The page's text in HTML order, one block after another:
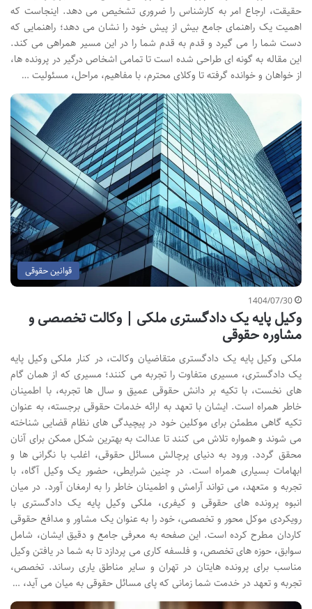
حقیقت، ارجاع امر به کارشناس را ضروری تشخیص می دهد. اینجاست که
اهمیت یک راهنمای جامع بیش از پیش خود را نشان می دهد؛ راهنمایی که
دست شما را می گیرد و قدم به قدم شما را در این مسیر همراهی می کند.
این مقاله به گونه ای طراحی شده است تا تمامی اشخاص درگیر در پرونده ها،
از خواهان و خوانده گرفته تا وکلای محترم، با مفاهیم، مراحل، مسئولیت …
قوانین حقوقی
1404/07/30
وکیل پایه یک دادگستری ملکی | وکالت تخصصی و
مشاوره حقوقی
ملکی وکیل پایه یک دادگستری متقاضیان وکالت، در کنار ملکی وکیل پایه
یک دادگستری، مسیری متفاوت را تجربه می کنند؛ مسیری که از همان گام
های نخست، با تکیه بر دانش حقوقی عمیق و سال ها تجربه، با اطمینان
خاطر همراه است. ایشان با تعهد به ارائه خدمات حقوقی برجسته، به عنوان
تکیه گاهی مطمئن برای موکلین خود در پیچیدگی های نظام قضایی شناخته
می شوند و همواره تلاش می کنند تا عدالت به بهترین شکل ممکن برای آنان
محقق گردد. ورود به دنیای پرچالش مسائل حقوقی، اغلب با نگرانی ها و
ابهامات بسیاری همراه است. در چنین شرایطی، حضور یک وکیل آگاه، با
تجربه و متعهد، می تواند آرامش و اطمینان خاطر را به ارمغان آورد. در میان
انبوه پرونده های حقوقی و کیفری، ملکی وکیل پایه یک دادگستری با
رویکردی موکل محور و تخصصی، خود را به عنوان یک مشاور و مدافع حقوقی
کاردان مطرح کرده است. این صفحه به معرفی جامع و دقیق ایشان، شامل
سوابق، حوزه های تخصص، و فلسفه کاری می پردازد تا به شما در یافتن وکیل
مناسب برای پرونده هایتان در تهران و سایر مناطق یاری رساند. تخصص،
تجربه و تعهد در خدمت شما زمانی که پای مسائل حقوقی به میان می آید، …